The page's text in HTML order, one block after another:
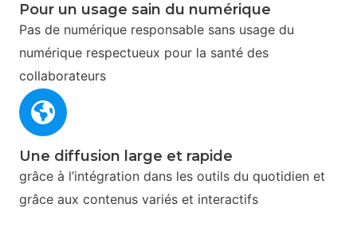
Pour un usage sain du numérique
Pas de numérique responsable sans usage du
numérique respectueux pour la santé des
collaborateurs
Une diffusion large​ et rapide
grâce à l’intégration dans les outils du quotidien et
grâce aux contenus variés et interactifs